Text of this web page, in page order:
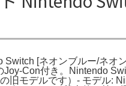
[ネオンブルー/ネオ
Con付き。Nintendo
モデルです）- モデル: